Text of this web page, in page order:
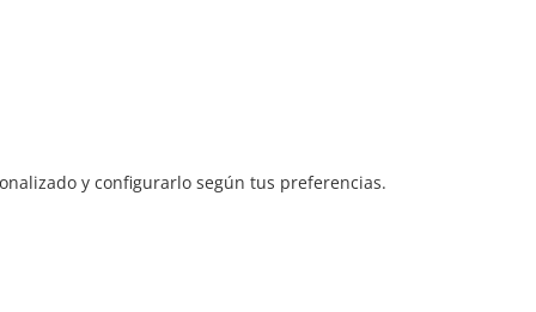
y configurarlo según tus preferencias.